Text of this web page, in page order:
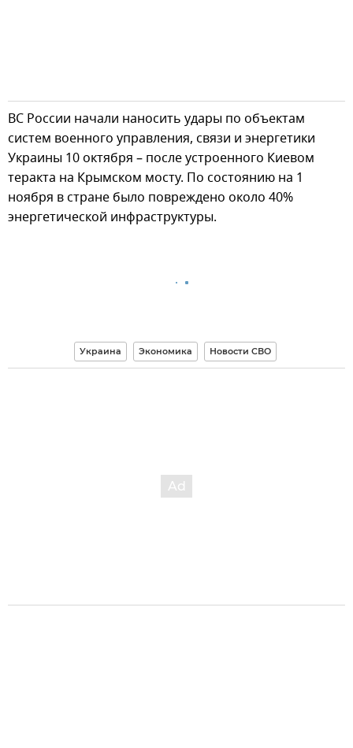
ВС России начали наносить удары по объектам
систем военного управления, связи и энергетики
Украины 10 октября – после устроенного Киевом
теракта на Крымском мосту. По состоянию на 1
ноября в стране было повреждено около 40%
энергетической инфраструктуры.
Украина Экономика Новости СВО